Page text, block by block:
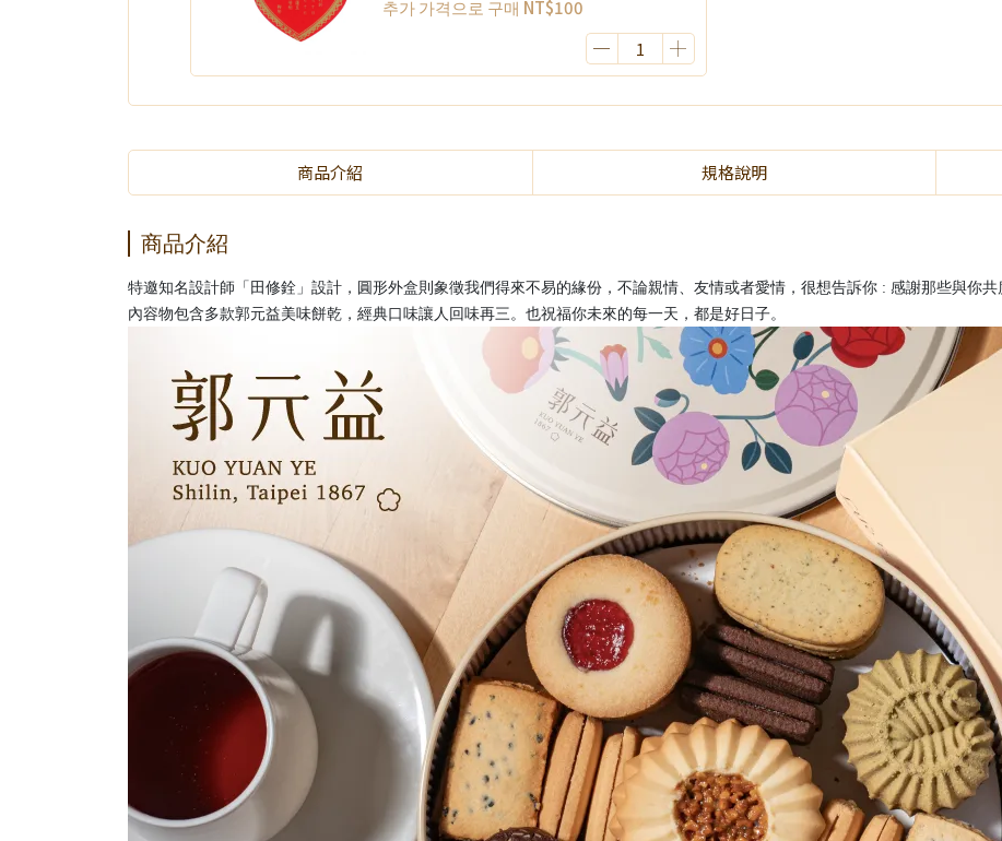
추가 가격으로 구매 NT$100
商品介紹 規格說明
商品介紹
特邀知名設計師「田修銓」設計，圓形外盒則象徵我們得來不易的緣份，不論親情、友情或者愛情，很想告訴你 : 感謝那些與你共
內容物包含多款郭元益美味餅乾，經典口味讓人回味再三。也祝福你未來的每一天，都是好日子。